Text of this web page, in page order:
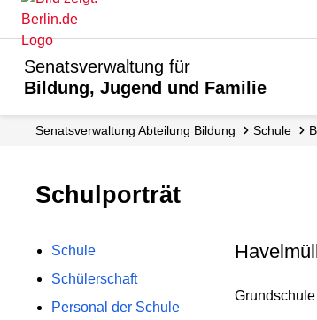
Senatsverwaltung für
Bildung, Jugend und Familie
Senats­verwaltung Abteilung Bildung Schule
Schulporträt
Schule
Schülerschaft
Personal der Schule